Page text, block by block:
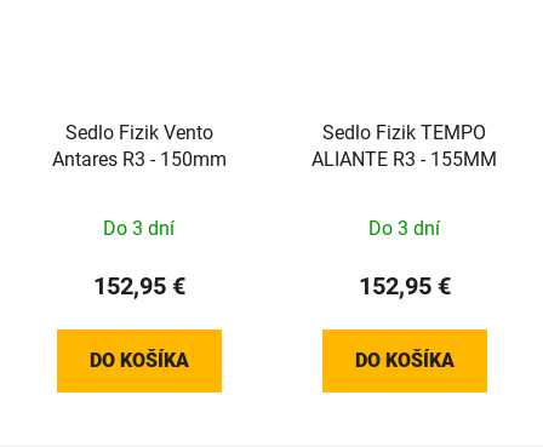
Sedlo Fizik Vento
Antares R3 - 150mm
Do 3 dní
152,95 €
DO KOŠÍKA
Sedlo Fizik TEMPO
ALIANTE R3 - 155MM
Do 3 dní
152,95 €
DO KOŠÍKA